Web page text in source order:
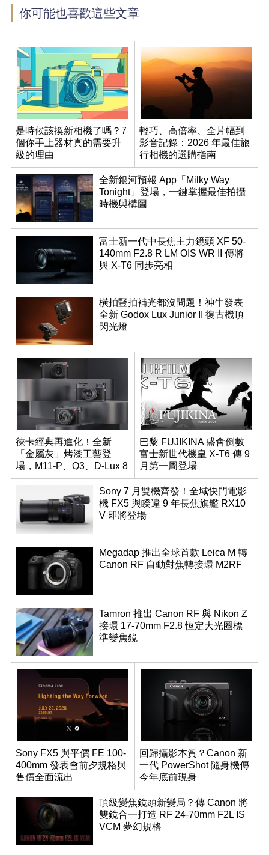
你可能也喜歡這些文章
是時候該換新相機了嗎？7
個你手上器材真的需要升
級的理由
輕巧、高倍率、全片幅到
影音記錄：2026 年最佳旅
行相機的選購指南
全新銀河預報 App「Milky Way
Tonight」登場，一鍵掌握最佳拍攝
時機與構圖
富士新一代中長焦主力鏡頭 XF 50-
140mm F2.8 R LM OIS WR II 傳將
與 X-T6 同步亮相
橫拍豎拍補光都沒問題！神牛發表
全新 Godox Lux Junior II 復古機頂
閃光燈
徠卡經典再進化！全新
「金屬灰」烤漆工藝登
場，M11-P、Q3、D-Lux 8
領銜換裝
巴黎 FUJIKINA 盛會倒數
富士新世代機皇 X-T6 傳 9
月第一周登場
Sony 7 月雙機齊發！全域快門電影
機 FX5 與睽違 9 年長焦旗艦 RX10
V 即將登場
Megadap 推出全球首款 Leica M 轉
Canon RF 自動對焦轉接環 M2RF
Tamron 推出 Canon RF 與 Nikon Z
接環 17-70mm F2.8 恆定大光圈標
準變焦鏡
Sony FX5 與平價 FE 100-
400mm 發表會前夕規格與
售價全面流出
回歸攝影本質？Canon 新
一代 PowerShot 隨身機傳
今年底前現身
頂級變焦鏡頭新變局？傳 Canon 將
雙鏡合一打造 RF 24-70mm F2L IS
VCM 夢幻規格